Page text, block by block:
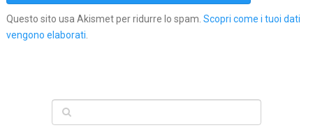
Questo sito usa Akismet per ridurre lo spam. Scopri come i tuoi dati
vengono elaborati